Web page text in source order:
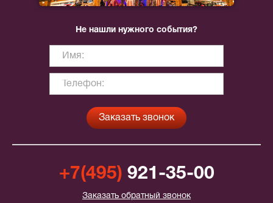
Не нашли нужного события?
+7(495) 921-35-00
Заказать обратный звонок